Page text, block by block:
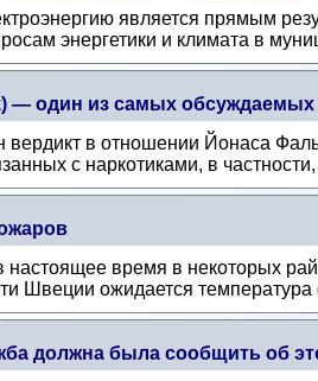
является прямым
энергетики и климата в
— один из самых
вердикт в отношении Йонаса
с наркотиками, в
время в некоторых
Швеции ожидается температура
должна была сообщить об